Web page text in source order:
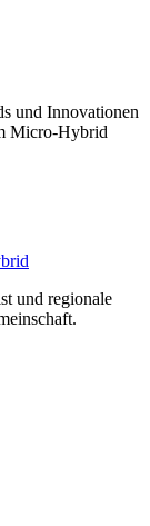
und Innovationen
Micro-Hybrid
und regionale